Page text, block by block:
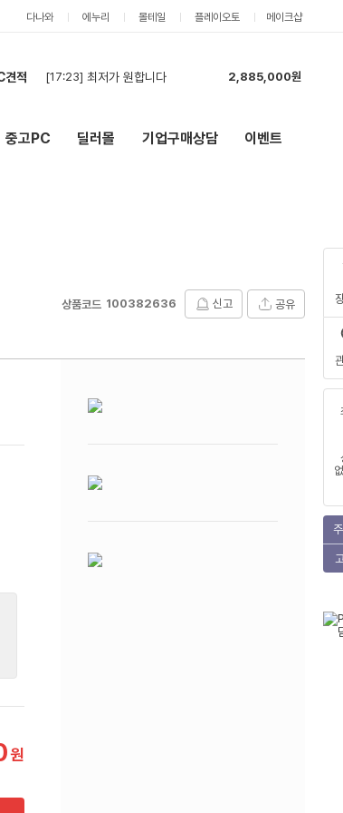
다나와 에누리 몰테일 플레이오토 메이크샵
견적 [17:23] 최저가 원합니다
2,885,000원
[19:54] 견적부탁드려요
5,404,000원
최저가로 견적 부탁드립니다! 4,187,000원
중고PC 딜러몰 기업구매상담 이벤트
상품코드 100382636 신고 공유
원